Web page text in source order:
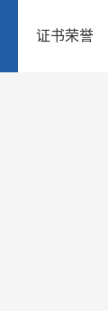
证书荣誉